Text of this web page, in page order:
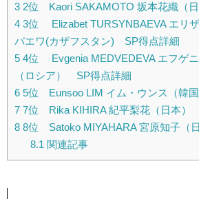
3 2位 Kaori SAKAMOTO 坂本花織（
4 3位 Elizabet TURSYNBAEVA エリ
バエワ(カザフスタン) SP得点詳細
5 4位 Evgenia MEDVEDEVA エフゲ
（ロシア） SP得点詳細
6 5位 Eunsoo LIM イム・ウンス（韓
7 7位 Rika KIHIRA 紀平梨花（日本）
8 8位 Satoko MIYAHARA 宮原知子（
8.1 関連記事